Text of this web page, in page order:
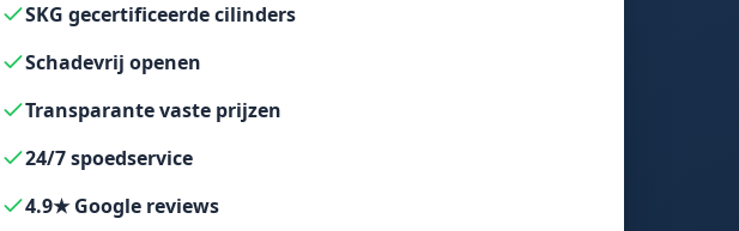
SKG gecertificeerde cilinders
Schadevrij openen
Transparante vaste prijzen
24/7 spoedservice
4.9★ Google reviews